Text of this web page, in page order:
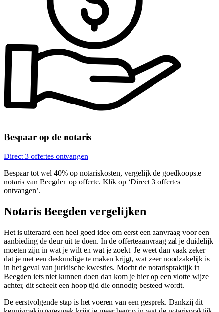
Bespaar op de notaris
Direct 3 offertes ontvangen
Bespaar tot wel 40% op notariskosten, vergelijk de goedkoopste
notaris van Beegden op offerte. Klik op ‘Direct 3 offertes
ontvangen’.
Notaris Beegden vergelijken
Het is uiteraard een heel goed idee om eerst een aanvraag voor een
aanbieding de deur uit te doen. In de offerteaanvraag zal je duidelijk
moeten zijn in wat je wilt en wat je zoekt. Je weet dan vaak zeker
dat je met een deskundige te maken krijgt, wat zeer noodzakelijk is
in het geval van juridische kwesties. Mocht de notarispraktijk in
Beegden iets niet kunnen doen dan kom je hier op een vlotte wijze
achter, dit scheelt een hoop tijd die onnodig besteed wordt.
De eerstvolgende stap is het voeren van een gesprek. Dankzij dit